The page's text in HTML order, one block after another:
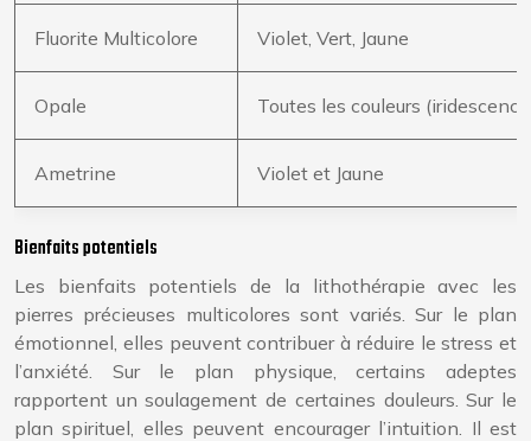
Fluorite Multicolore Violet, Vert, Jaune
Opale Toutes les couleurs
Ametrine Violet et Jaune
Bienfaits potentiels
Les bienfaits potentiels de la lithothérapie avec les
pierres précieuses multicolores sont variés. Sur le plan
émotionnel, elles peuvent contribuer à réduire le stress et
l’anxiété. Sur le plan physique, certains adeptes
rapportent un soulagement de certaines douleurs. Sur le
plan spirituel, elles peuvent encourager l’intuition. Il est